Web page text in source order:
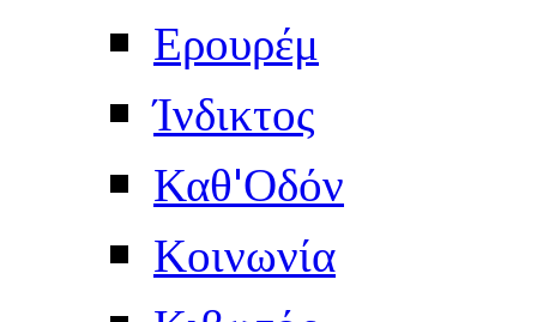
Ερουρέμ
Ίνδικτος
Καθ'Οδόν
Κοινωνία